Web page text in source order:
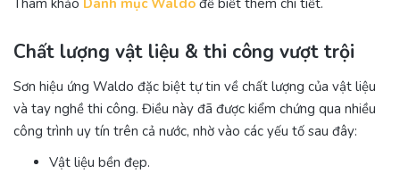
Tham khảo Danh mục Waldo để biết thêm chi tiết.
Chất lượng vật liệu & thi công vượt trội
Sơn hiệu ứng Waldo đặc biệt tự tin về chất lượng của vật liệu
và tay nghề thi công. Điều này đã được kiểm chứng qua nhiều
công trình uy tín trên cả nước, nhờ vào các yếu tố sau đây:
Vật liệu bền đẹp.